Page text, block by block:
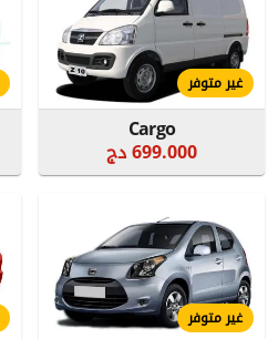
غير متوفر
Cargo
699.000 دج
غير متوفر